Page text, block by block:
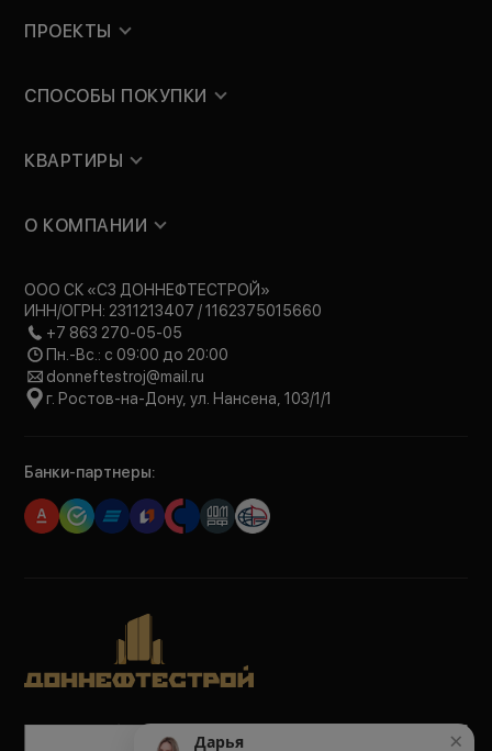
ПРОЕКТЫ
СПОСОБЫ ПОКУПКИ
КВАРТИРЫ
О КОМПАНИИ
ООО СК «СЗ ДОННЕФТЕСТРОЙ»
ИНН/ОГРН: 2311213407 / 1162375015660
+7 863 270-05-05
Пн.-Вс.: с 09:00 до 20:00
donneftestroj@mail.ru
г. Ростов-на-Дону, ул. Нансена, 103/1/1
Банки-партнеры:
×
Дарья